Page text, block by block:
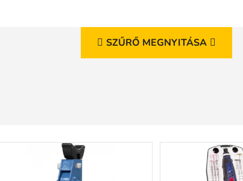
SZŰRŐ MEGNYITÁSA